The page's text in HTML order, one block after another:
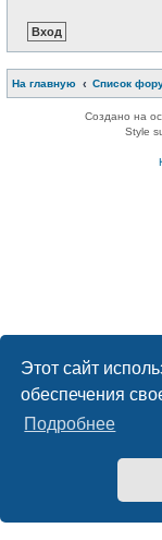
Этот сайт
обеспечения
Подробнее
На главную Список
Создано на
Style